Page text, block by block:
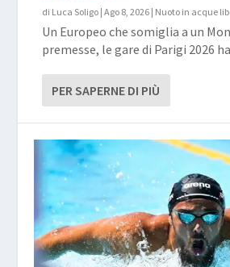
di Luca Soligo |Ago 8, 2026 | Nuoto in acque
Un Europeo che somiglia a un
premesse, le gare di Parigi 2026
PER SAPERNE DI PIÙ